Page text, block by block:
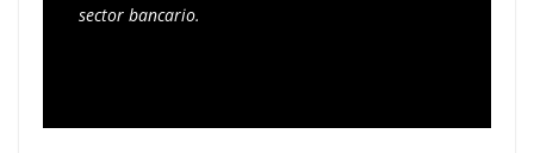
sector bancario.